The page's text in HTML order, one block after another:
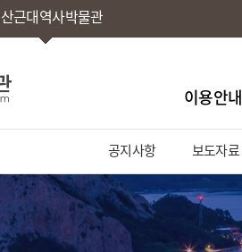
근대역사박물관
이용안내
공지사항 보도자료